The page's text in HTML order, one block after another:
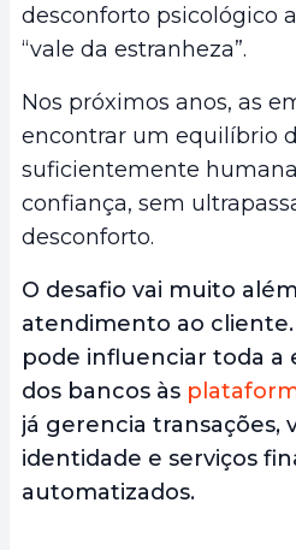
desconforto psicológico
“vale da estranheza”.
Nos próximos anos, as
encontrar um equilíbrio
suficientemente
confiança, sem
desconforto.
O desafio vai muito
atendimento ao cliente.
pode influenciar toda a
dos bancos às
já gerencia transações,
identidade e serviços
automatizados.